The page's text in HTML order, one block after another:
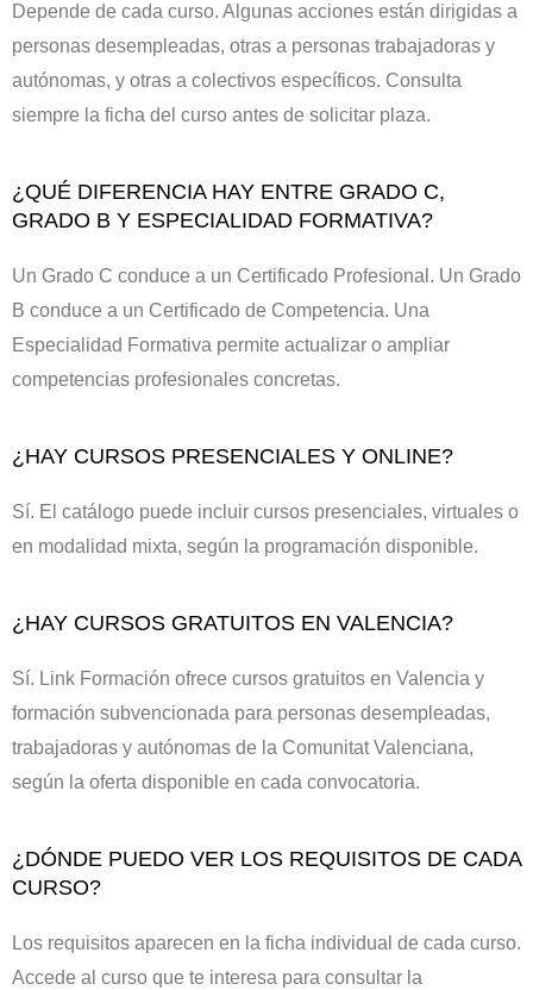
Depende de cada curso. Algunas acciones están dirigidas a
personas desempleadas, otras a personas trabajadoras y
autónomas, y otras a colectivos específicos. Consulta
siempre la ficha del curso antes de solicitar plaza.
¿QUÉ DIFERENCIA HAY ENTRE GRADO C,
GRADO B Y ESPECIALIDAD FORMATIVA?
Un Grado C conduce a un Certificado Profesional. Un Grado
B conduce a un Certificado de Competencia. Una
Especialidad Formativa permite actualizar o ampliar
competencias profesionales concretas.
¿HAY CURSOS PRESENCIALES Y ONLINE?
Sí. El catálogo puede incluir cursos presenciales, virtuales o
en modalidad mixta, según la programación disponible.
¿HAY CURSOS GRATUITOS EN VALENCIA?
Sí. Link Formación ofrece cursos gratuitos en Valencia y
formación subvencionada para personas desempleadas,
trabajadoras y autónomas de la Comunitat Valenciana,
según la oferta disponible en cada convocatoria.
¿DÓNDE PUEDO VER LOS REQUISITOS DE CADA
CURSO?
Los requisitos aparecen en la ficha individual de cada curso.
Accede al curso que te interesa para consultar la